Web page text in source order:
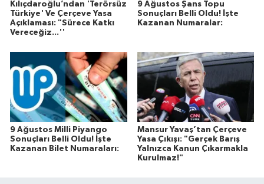
Kılıçdaroğlu’ndan 'Terörsüz
Türkiye' Ve Çerçeve Yasa
Açıklaması: "Sürece Katkı
Vereceğiz...''
9 Ağustos Şans Topu
Sonuçları Belli Oldu! İşte
Kazanan Numaralar:
9 Ağustos Milli Piyango
Sonuçları Belli Oldu! İşte
Kazanan Bilet Numaraları:
Mansur Yavaş’tan Çerçeve
Yasa Çıkışı: "Gerçek Barış
Yalnızca Kanun Çıkarmakla
Kurulmaz!"